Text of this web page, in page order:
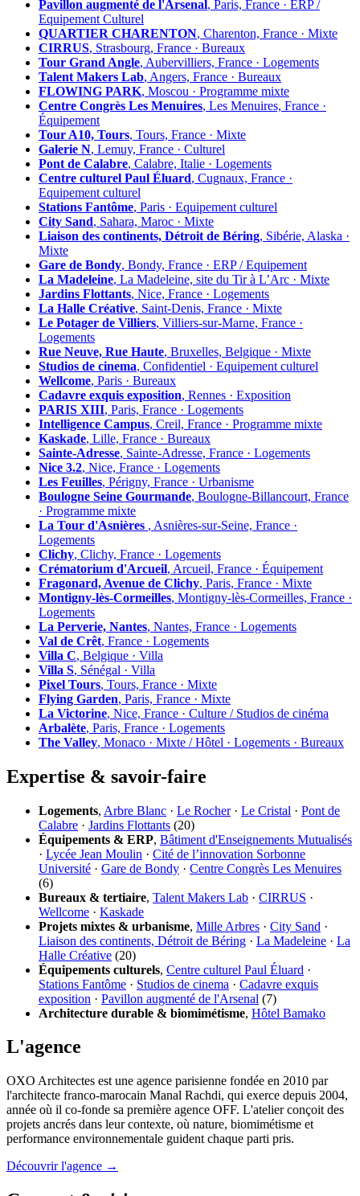
Pavillon augmenté de l'Arsenal, Paris, France · ERP /
Equipement Culturel
QUARTIER CHARENTON, Charenton, France · Mixte
CIRRUS, Strasbourg, France · Bureaux
Tour Grand Angle, Aubervilliers, France · Logements
Talent Makers Lab, Angers, France · Bureaux
FLOWING PARK, Moscou · Programme mixte
Centre Congrès Les Menuires, Les Menuires, France ·
Équipement
Tour A10, Tours, Tours, France · Mixte
Galerie N, Lemuy, France · Culturel
Pont de Calabre, Calabre, Italie · Logements
Centre culturel Paul Éluard, Cugnaux, France ·
Equipement culturel
Stations Fantôme, Paris · Equipement culturel
City Sand, Sahara, Maroc · Mixte
Liaison des continents, Détroit de Béring, Sibérie, Alaska ·
Mixte
Gare de Bondy, Bondy, France · ERP / Equipement
La Madeleine, La Madeleine, site du Tir à L’Arc · Mixte
Jardins Flottants, Nice, France · Logements
La Halle Créative, Saint-Denis, France · Mixte
Le Potager de Villiers, Villiers-sur-Marne, France ·
Logements
Rue Neuve, Rue Haute, Bruxelles, Belgique · Mixte
Studios de cinema, Confidentiel · Equipement culturel
Wellcome, Paris · Bureaux
Cadavre exquis exposition, Rennes · Exposition
PARIS XIII, Paris, France · Logements
Intelligence Campus, Creil, France · Programme mixte
Kaskade, Lille, France · Bureaux
Sainte-Adresse, Sainte-Adresse, France · Logements
Nice 3.2, Nice, France · Logements
Les Feuilles, Périgny, France · Urbanisme
Boulogne Seine Gourmande, Boulogne-Billancourt, France
· Programme mixte
La Tour d'Asnières , Asnières-sur-Seine, France ·
Logements
Clichy, Clichy, France · Logements
Crématorium d'Arcueil, Arcueil, France · Équipement
Fragonard, Avenue de Clichy, Paris, France · Mixte
Montigny-lès-Cormeilles, Montigny-lès-Cormeilles, France ·
Logements
La Perverie, Nantes, Nantes, France · Logements
Val de Crêt, France · Logements
Villa C, Belgique · Villa
Villa S, Sénégal · Villa
Pixel Tours, Tours, France · Mixte
Flying Garden, Paris, France · Mixte
La Victorine, Nice, France · Culture / Studios de cinéma
Arbalète, Paris, France · Logements
The Valley, Monaco · Mixte / Hôtel · Logements · Bureaux
Expertise & savoir-faire
Logements, Arbre Blanc · Le Rocher· Le Cristal · Pont de
Calabre · Jardins Flottants (20)
Équipements & ERP, Bâtiment d'Enseignements Mutualisés
· Lycée Jean Moulin · Cité de l’innovation Sorbonne
Université · Gare de Bondy · Centre Congrès Les Menuires
(6)
Bureaux & tertiaire, Talent Makers Lab · CIRRUS ·
Wellcome · Kaskade
Projets mixtes & urbanisme, Mille Arbres · City Sand ·
Liaison des continents, Détroit de Béring · La Madeleine · La
Halle Créative (20)
Équipements culturels, Centre culturel Paul Éluard ·
Stations Fantôme · Studios de cinema · Cadavre exquis
exposition · Pavillon augmenté de l'Arsenal (7)
Architecture durable & biomimétisme, Hôtel Bamako
L'agence
OXO Architectes est une agence parisienne fondée en 2010 par
l'architecte franco-marocain Manal Rachdi, qui exerce depuis 2004,
année où il co-fonde sa première agence OFF. L'atelier conçoit des
projets ancrés dans leur contexte, où nature, biomimétisme et
performance environnementale guident chaque parti pris.
Découvrir l'agence →